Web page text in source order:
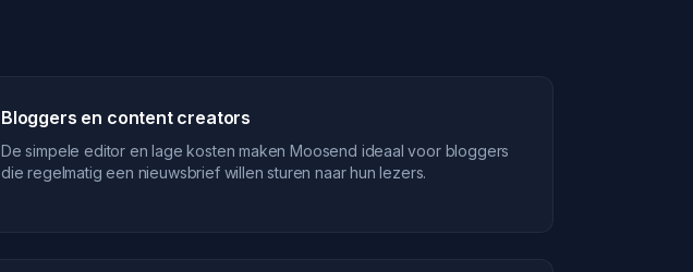
Bloggers en content creators
De simpele editor en lage kosten maken Moosend ideaal voor bloggers
die regelmatig een nieuwsbrief willen sturen naar hun lezers.